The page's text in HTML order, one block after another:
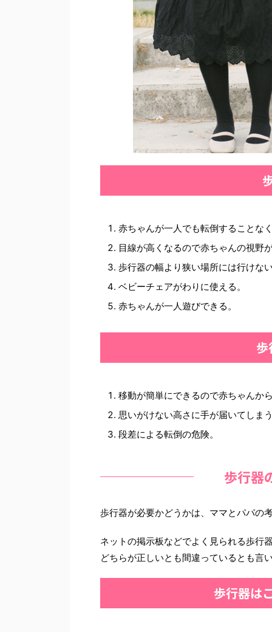
赤ちゃんが一人でも転倒することな
目線が高くなるので赤ちゃんの視野
歩行器の幅より狭い場所には行けな
ベビーチェアがわりに使える。
赤ちゃんが一人遊びできる。
移動が簡単にできるので赤ちゃんか
思いがけない高さに手が届いてしま
段差による転倒の危険。
歩行器
歩行器が必要かどうかは、ママとパパの
ネットの掲示板などでよく見られる歩行
どちらが正しいとも間違っているとも言
歩行器は